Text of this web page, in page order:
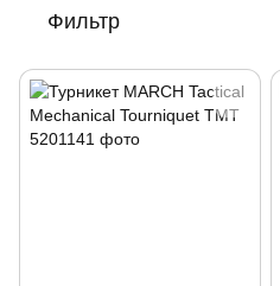
Фильтр